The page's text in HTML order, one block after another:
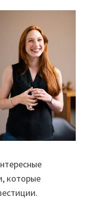
которые